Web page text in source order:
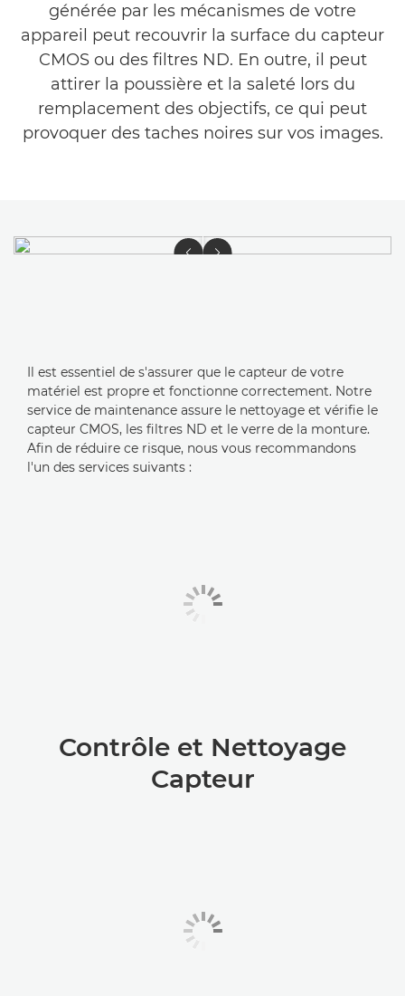
générée par les mécanismes de votre
appareil peut recouvrir la surface du capteur
CMOS ou des filtres ND. En outre, il peut
attirer la poussière et la saleté lors du
remplacement des objectifs, ce qui peut
provoquer des taches noires sur vos images.
Il est essentiel de s'assurer que le capteur de votre
matériel est propre et fonctionne correctement. Notre
service de maintenance assure le nettoyage et vérifie le
capteur CMOS, les filtres ND et le verre de la monture.
Afin de réduire ce risque, nous vous recommandons
l'un des services suivants :
Contrôle et Nettoyage
Capteur